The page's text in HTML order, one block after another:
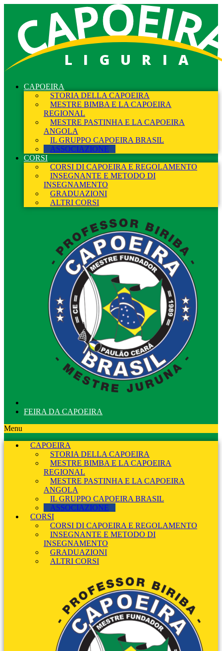
LIGURIA
CAPOEIRA
STORIA DELLA CAPOEIRA
MESTRE BIMBA E LA CAPOEIRA
REGIONAL
MESTRE PASTINHA E LA CAPOEIRA
ANGOLA
IL GRUPPO CAPOEIRA BRASIL
ASSOCIAZIONE
CORSI
CORSI DI CAPOEIRA E REGOLAMENTO
INSEGNANTE E METODO DI
INSEGNAMENTO
GRADUAZIONI
ALTRI CORSI
FEIRA DA CAPOEIRA
Menu
CAPOEIRA
STORIA DELLA CAPOEIRA
MESTRE BIMBA E LA CAPOEIRA
REGIONAL
MESTRE PASTINHA E LA CAPOEIRA
ANGOLA
IL GRUPPO CAPOEIRA BRASIL
ASSOCIAZIONE
CORSI
CORSI DI CAPOEIRA E REGOLAMENTO
INSEGNANTE E METODO DI
INSEGNAMENTO
GRADUAZIONI
ALTRI CORSI